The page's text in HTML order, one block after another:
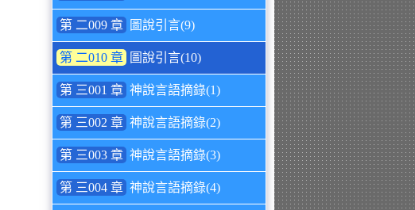
第 二009 章 圖說引言(9)
第 二010 章 圖說引言(10)
第 三001 章 神說言語摘錄(1)
第 三002 章 神說言語摘錄(2)
第 三003 章 神說言語摘錄(3)
第 三004 章 神說言語摘錄(4)